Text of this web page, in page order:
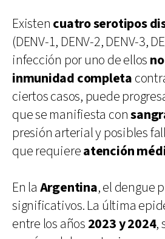
Existen cuatro serotipos
(DENV-1, DENV-2, DENV-3,
infección por uno de ellos
inmunidad completa
ciertos casos, puede
que se manifiesta con
presión arterial y posibles
que requiereatención
En la Argentina, el dengue
significativos. La última
entre los años 2023 y 2024,